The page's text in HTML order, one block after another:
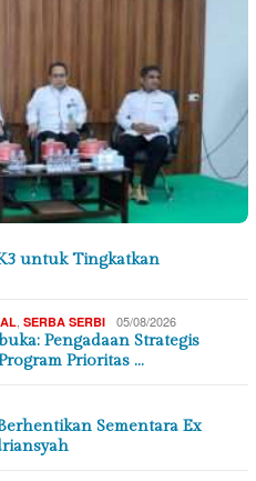
untuk Tingkatkan
SERBA SERBI 05/08/2026
Pengadaan Strategis
Prioritas …
Sementara Ex